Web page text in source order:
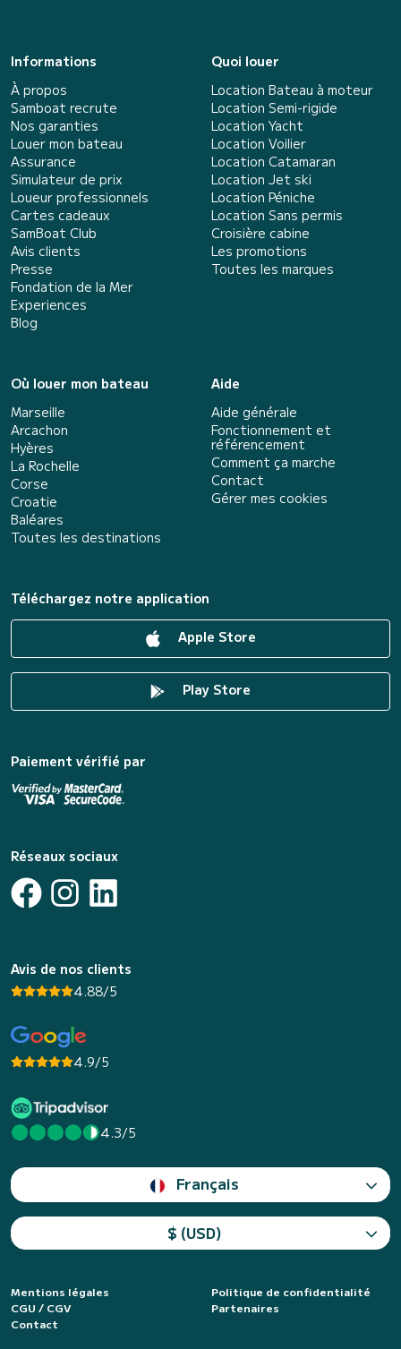
Informations
À propos
Samboat recrute
Nos garanties
Louer mon bateau
Assurance
Simulateur de prix
Loueur professionnels
Cartes cadeaux
SamBoat Club
Avis clients
Presse
Fondation de la Mer
Experiences
Blog
Quoi louer
Location Bateau à moteur
Location Semi-rigide
Location Yacht
Location Voilier
Location Catamaran
Location Jet ski
Location Péniche
Location Sans permis
Croisière cabine
Les promotions
Toutes les marques
Où louer mon bateau
Marseille
Arcachon
Hyères
La Rochelle
Corse
Croatie
Baléares
Toutes les destinations
Aide
Aide générale
Fonctionnement et
référencement
Comment ça marche
Contact
Gérer mes cookies
Téléchargez notre application
Apple Store
Play Store
Paiement vérifié par
Réseaux sociaux
Avis de nos clients
4.88/5
4.9/5
4.3/5
Français
$ (USD)
Mentions légales
Politique de confidentialité
CGU / CGV
Partenaires
Contact